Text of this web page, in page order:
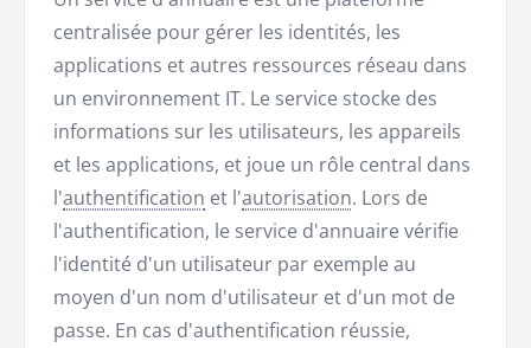
centralisée pour gérer les identités, les
applications et autres ressources réseau dans
un environnement IT. Le service stocke des
informations sur les utilisateurs, les appareils
et les applications, et joue un rôle central dans
l'authentification et l'autorisation. Lors de
l'authentification, le service d'annuaire vérifie
l'identité d'un utilisateur par exemple au
moyen d'un nom d'utilisateur et d'un mot de
passe. En cas d'authentification réussie,